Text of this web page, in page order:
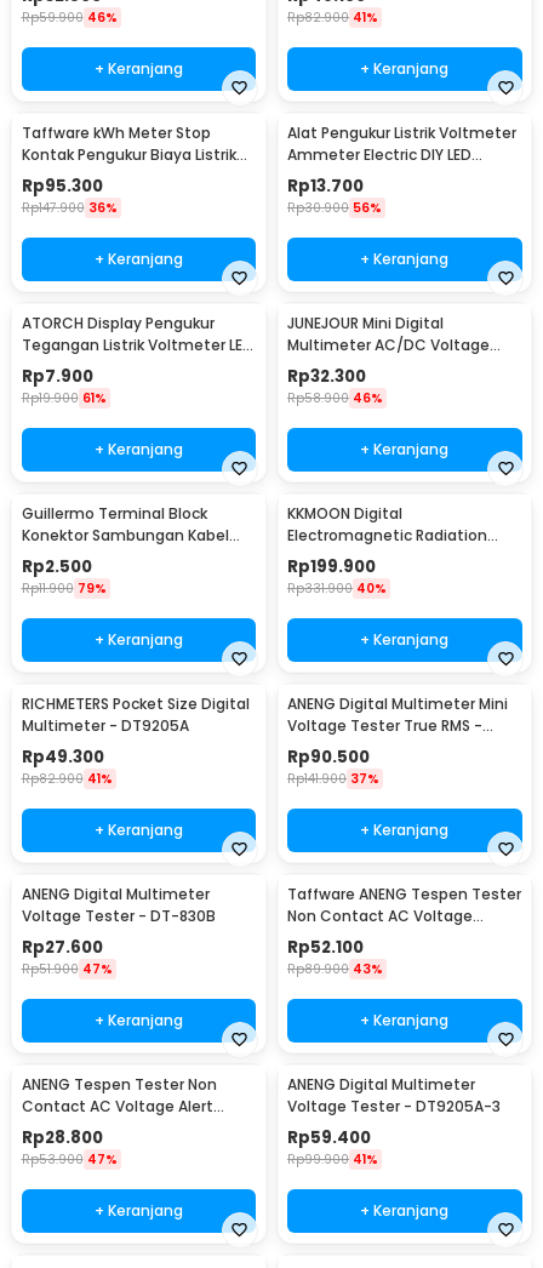
Rp59.900 46%
+ Keranjang
Rp82.900 41%
+ Keranjang
Taffware kWh Meter Stop
Kontak Pengukur Biaya Listrik
Rumah - KWE-PM01
Rp95.300
Rp147.900 36%
+ Keranjang
Alat Pengukur Listrik Voltmeter
Ammeter Electric DIY LED
Display - GN-0117
Rp13.700
Rp30.900 56%
+ Keranjang
ATORCH Display Pengukur
Tegangan Listrik Voltmeter LED
- 123
Rp7.900
Rp19.900 61%
+ Keranjang
JUNEJOUR Mini Digital
Multimeter AC/DC Voltage
Tester 1999 Count - XL830L
Rp32.300
Rp58.900 46%
+ Keranjang
Guillermo Terminal Block
Konektor Sambungan Kabel
Listrik 1 PCS PCT-222 - GTB6
Rp2.500
Rp11.900 79%
+ Keranjang
KKMOON Digital
Electromagnetic Radiation
Field Dosimeter Detector -
ET825
Rp199.900
Rp331.900 40%
+ Keranjang
RICHMETERS Pocket Size Digital
Multimeter - DT9205A
Rp49.300
Rp82.900 41%
+ Keranjang
ANENG Digital Multimeter Mini
Voltage Tester True RMS -
M118A
Rp90.500
Rp141.900 37%
+ Keranjang
ANENG Digital Multimeter
Voltage Tester - DT-830B
Rp27.600
Rp51.900 47%
+ Keranjang
Taffware ANENG Tespen Tester
Non Contact AC Voltage
Detector 12V-1000V - VC1017
Rp52.100
Rp89.900 43%
+ Keranjang
ANENG Tespen Tester Non
Contact AC Voltage Alert
Detector 12-1000V - VD802
Rp28.800
Rp53.900 47%
+ Keranjang
ANENG Digital Multimeter
Voltage Tester - DT9205A-3
Rp59.400
Rp99.900 41%
+ Keranjang